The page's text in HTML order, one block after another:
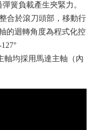
簧負載產生夾緊力。
合於滾刀頭部，移動行
的迴轉角度為程式化控
軸均採用馬達主軸（內